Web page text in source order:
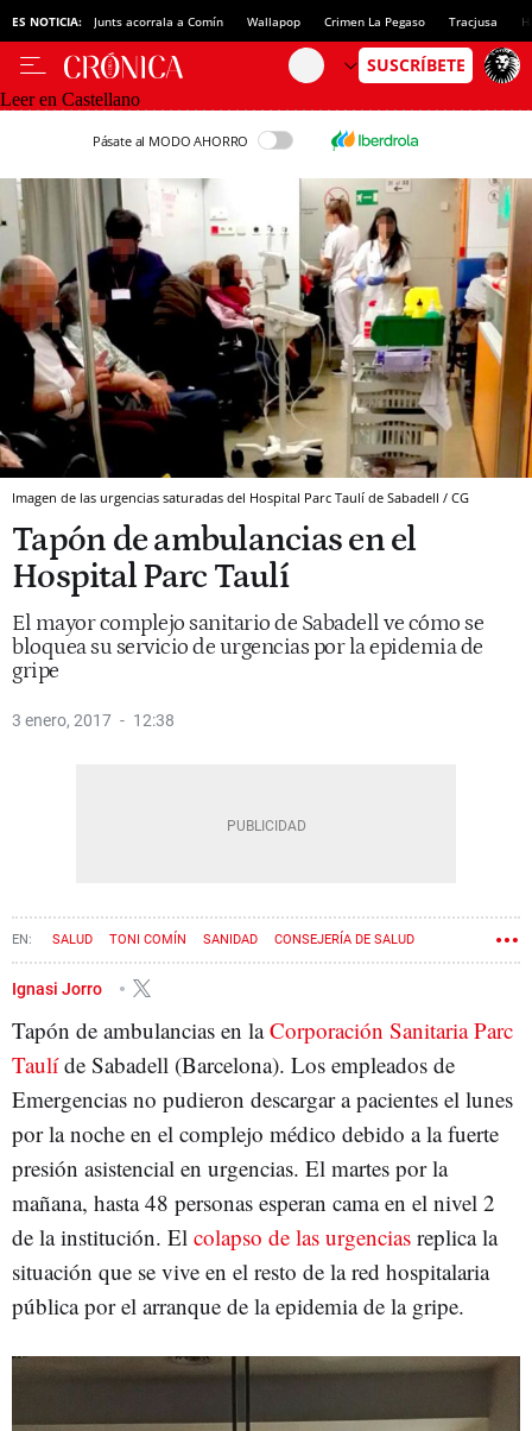
ES NOTICIA: Junts acorrala a Comín Wallapop Crimen La Pegaso Tracjusa
Leer en Castellano
Pásate al MODO AHORRO
Imagen de las urgencias saturadas del Hospital Parc Taulí de Sabadell / CG
Tapón de ambulancias en el
Hospital Parc Taulí
El mayor complejo sanitario de Sabadell ve cómo se
bloquea su servicio de urgencias por la epidemia de
gripe
3 enero, 2017 12:38
SALUD TONI COMÍN SANIDAD CONSEJERÍA DE SALUD
URGENCIAS
Ignasi Jorro
Tapón de ambulancias en laCorporación Sanitaria Parc
Taulíde Sabadell (Barcelona). Los empleados de
Emergencias no pudieron descargar a pacientes el lunes
por la noche en el complejo médico debido a la fuerte
presión asistencial en urgencias. El martes por la
mañana, hasta 48 personas esperan cama en el nivel 2
de la institución. El colapso de las urgencias replica la
situación que se vive en el resto de la red hospitalaria
pública por el arranque de la epidemia de la gripe.